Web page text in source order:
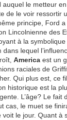
auquel le metteur
de le voir ressortir
principe, Ford
Lincolnienne des
à la
dans lequel
America est un
raciales de
Qui plus est, ce
historique est la
L’âge? Le fait
cas, le muet se
le jour. Quant à